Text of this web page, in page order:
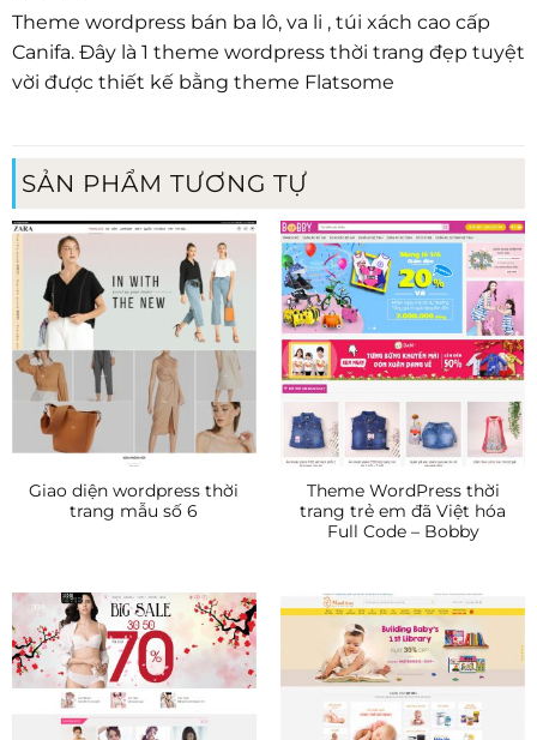
Theme wordpress bán ba lô, va li , túi xách cao cấp
Canifa. Đây là 1 theme wordpress thời trang đẹp tuyệt
vời được thiết kế bằng theme Flatsome
SẢN PHẨM TƯƠNG TỰ
Giao diện wordpress thời
trang mẫu số 6
Theme WordPress thời
trang trẻ em đã Việt hóa
Full Code – Bobby